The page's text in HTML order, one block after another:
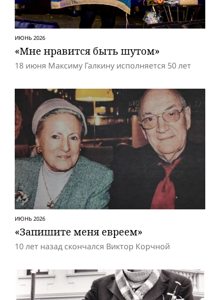
ИЮНЬ 2026
«Мне нравится быть шутом»
18 июня Максиму Галкину исполняется 50 лет
ИЮНЬ 2026
«Запишите меня евреем»
10 лет назад скончался Виктор Корчной